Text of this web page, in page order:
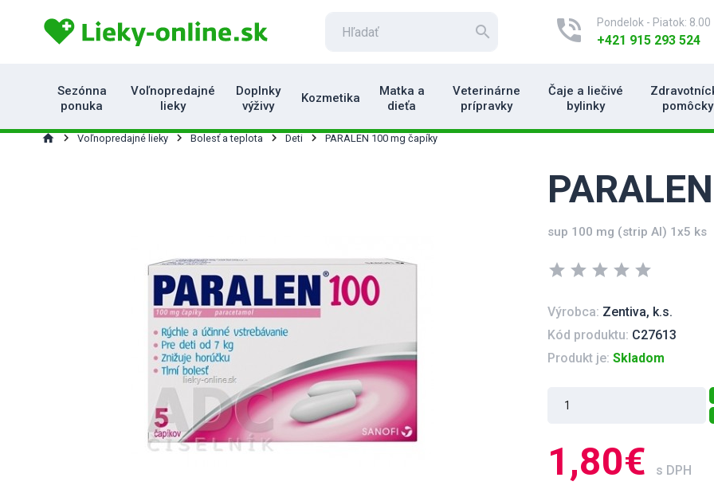
search phone_in_talk Pondelok - Piatok: 8.00
+421 915 293 524
Sezónna
ponuka
Voľnopredajné
lieky
Doplnky
výživy
Kozmetika
Matka a
dieťa
Veterinárne
prípravky
Čaje a liečivé
bylinky
pomôcky
home Voľnopredajné lieky Bolesť a teplota Deti PARALEN 100 mg čapíky
sup 100 mg (strip Al) 1x5 ks
star star star star star
Výrobca: Zentiva, k.s.
Kód produktu: C27613
Produkt je: Skladom
1,80€ s DPH